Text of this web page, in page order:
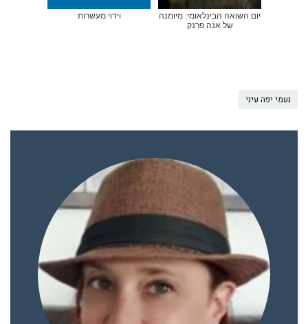
יום השואה הבינלאומי: מיומנה
של אנה פרנק
וידוי מעשרות
נעמי יפה עיני